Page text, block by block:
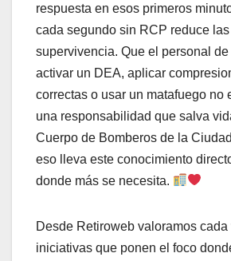
respuesta en esos primeros
cada segundo sin RCP reduce
supervivencia. Que el personal
activar un DEA, aplicar
correctas o usar un matafuego no
una responsabilidad que salva
Cuerpo de Bomberos de la
eso lleva este conocimiento
donde más se necesita.
Desde Retiroweb valoramos
iniciativas que ponen el foco